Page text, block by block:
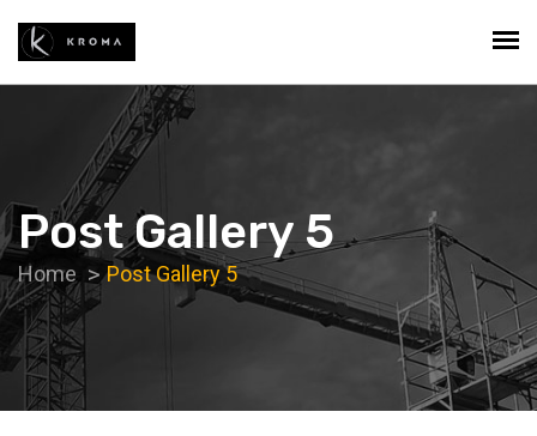
Post Gallery 5
Home Post Gallery 5